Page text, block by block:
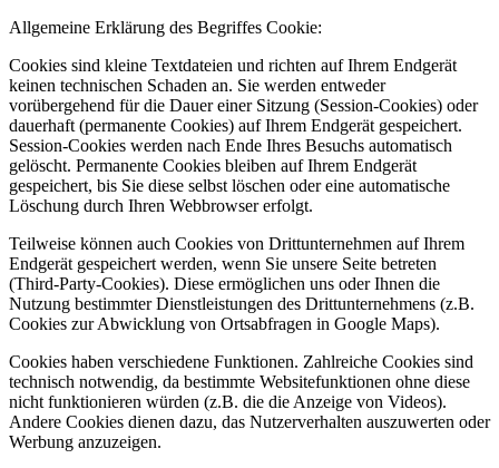
Allgemeine Erklärung des Begriffes Cookie:
Cookies sind kleine Textdateien und richten auf Ihrem Endgerät
keinen technischen Schaden an. Sie werden entweder
vorübergehend für die Dauer einer Sitzung (Session-Cookies) oder
dauerhaft (permanente Cookies) auf Ihrem Endgerät gespeichert.
Session-Cookies werden nach Ende Ihres Besuchs automatisch
gelöscht. Permanente Cookies bleiben auf Ihrem Endgerät
gespeichert, bis Sie diese selbst löschen oder eine automatische
Löschung durch Ihren Webbrowser erfolgt.
Teilweise können auch Cookies von Drittunternehmen auf Ihrem
Endgerät gespeichert werden, wenn Sie unsere Seite betreten
(Third-Party-Cookies). Diese ermöglichen uns oder Ihnen die
Nutzung bestimmter Dienstleistungen des Drittunternehmens (z.B.
Cookies zur Abwicklung von Ortsabfragen in Google Maps).
Cookies haben verschiedene Funktionen. Zahlreiche Cookies sind
technisch notwendig, da bestimmte Websitefunktionen ohne diese
nicht funktionieren würden (z.B. die die Anzeige von Videos).
Andere Cookies dienen dazu, das Nutzerverhalten auszuwerten oder
Werbung anzuzeigen.